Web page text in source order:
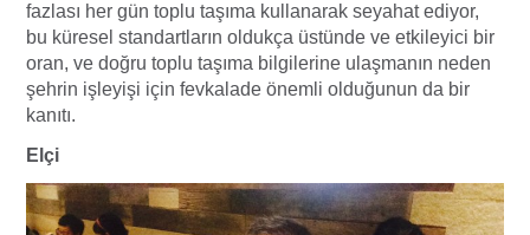
fazlası her gün toplu taşıma kullanarak seyahat ediyor,
bu küresel standartların oldukça üstünde ve etkileyici bir
oran, ve doğru toplu taşıma bilgilerine ulaşmanın neden
şehrin işleyişi için fevkalade önemli olduğunun da bir
kanıtı.
Elçi